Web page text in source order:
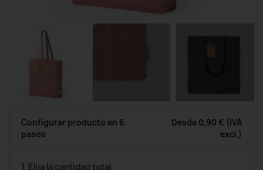
Configurar producto en 6
pasos
Desde 0,90 € (IVA
excl.)
1. Elija la cantidad total